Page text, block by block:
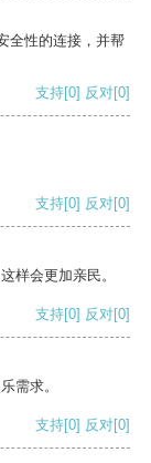
全性的连接，并帮
支持[0] 反对[0]
支持[0] 反对[0]
样会更加亲民。
支持[0] 反对[0]
需求。
支持[0] 反对[0]